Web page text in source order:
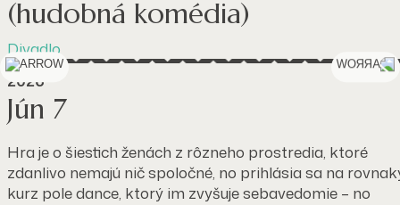
(hudobná komédia)
Divadlo
2026
Jún 7
Hra je o šiestich ženách z rôzneho prostredia, ktoré
zdanlivo nemajú nič spoločné, no prihlásia sa na
kurz pole dance, ktorý im zvyšuje sebavedomie – no